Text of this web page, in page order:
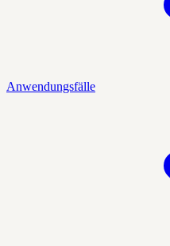
Anwendungsfälle